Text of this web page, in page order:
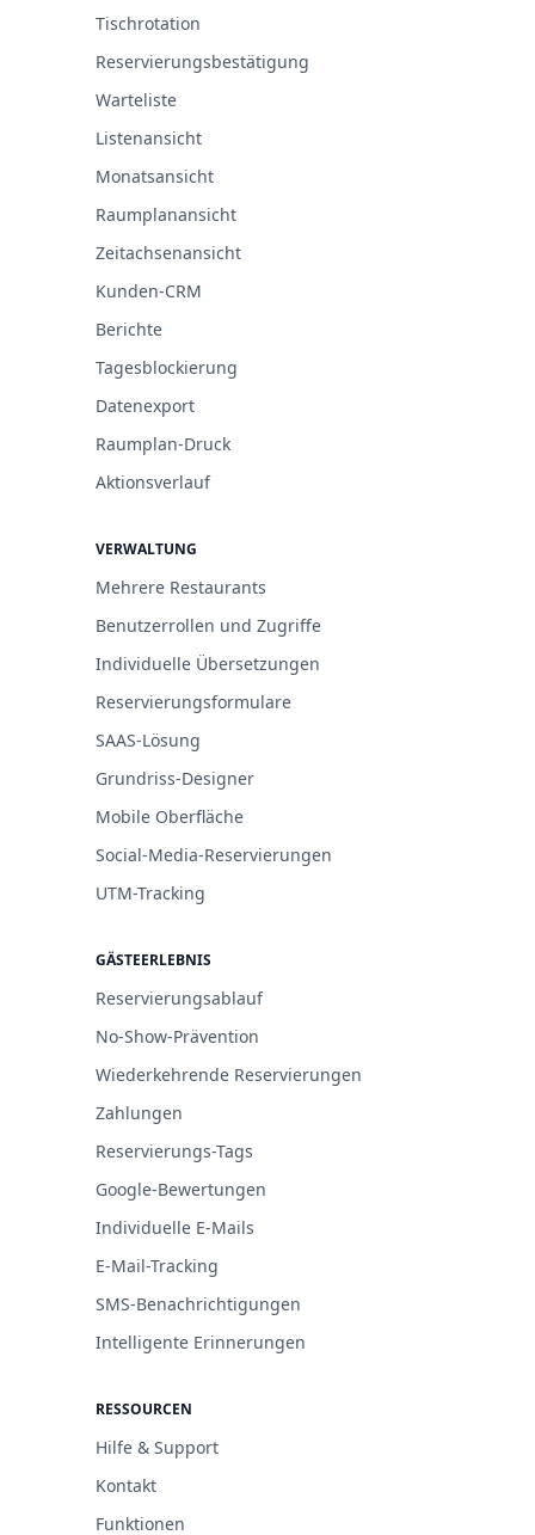
Tischrotation
Reservierungsbestätigung
Warteliste
Listenansicht
Monatsansicht
Raumplanansicht
Zeitachsenansicht
Kunden-CRM
Berichte
Tagesblockierung
Datenexport
Raumplan-Druck
Aktionsverlauf
VERWALTUNG
Mehrere Restaurants
Benutzerrollen und Zugriffe
Individuelle Übersetzungen
Reservierungsformulare
SAAS-Lösung
Grundriss-Designer
Mobile Oberfläche
Social-Media-Reservierungen
UTM-Tracking
GÄSTEERLEBNIS
Reservierungsablauf
No-Show-Prävention
Wiederkehrende Reservierungen
Zahlungen
Reservierungs-Tags
Google-Bewertungen
Individuelle E-Mails
E-Mail-Tracking
SMS-Benachrichtigungen
Intelligente Erinnerungen
RESSOURCEN
Hilfe & Support
Kontakt
Funktionen